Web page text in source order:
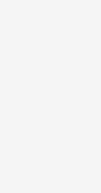
Українські надзвичайники
під час ліквідації
Неймар влаштував